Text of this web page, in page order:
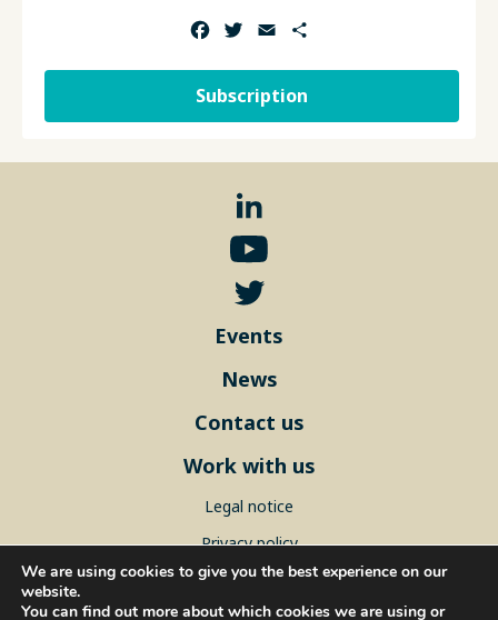
Facebook
TwitterEmailShare
Subscription
Events
News
Contact us
Work with us
Legal notice
Privacy policy
Sitemap
We are using cookies to give you the best experience on our
website.
You can find out more about which cookies we are using or